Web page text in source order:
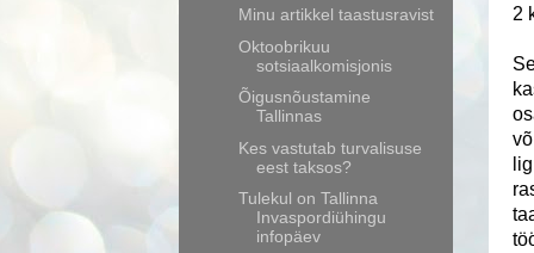
2
Minu artikkel taastusravist
Oktoobrikuu
sotsiaalkomisjonis
Õigusnõustamine
Tallinnas
Kes vastutab turvalisuse
eest taksos?
Tulekul on Tallinna
Invaspordiühingu
infopäev